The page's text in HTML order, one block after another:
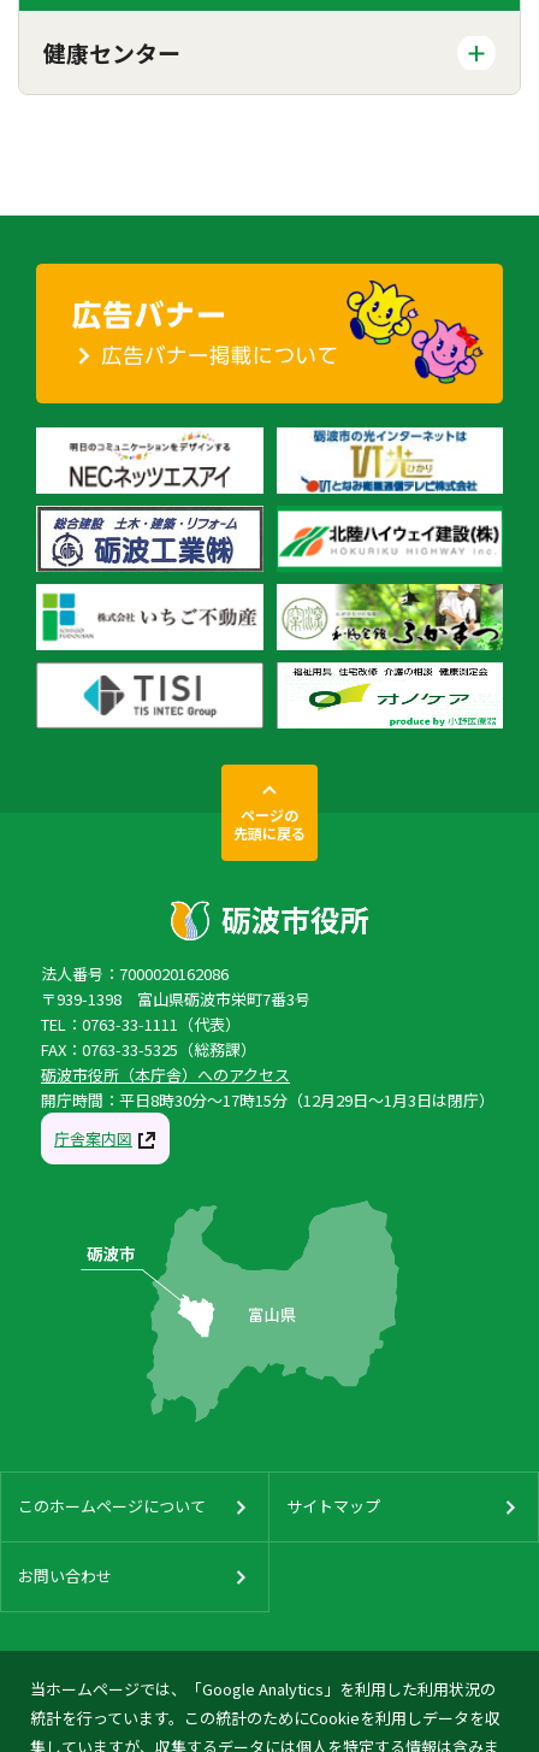
健康センター
当ホームページでは、「Google Analytics」を利用した利用状況の
統計を行っています。この統計のためにCookieを利用しデータを収
集していますが、収集するデータには個人を特定する情報は含みま
ページの
先頭に戻る
法人番号：7000020162086
〒939-1398 富山県砺波市栄町7番3号
TEL：0763-33-1111（代表）
FAX：0763-33-5325（総務課）
砺波市役所（本庁舎）へのアクセス
開庁時間：平日8時30分〜17時15分（12月29日〜1月3日は閉庁）
庁舎案内図
このホームページについて サイトマップ
お問い合わせ